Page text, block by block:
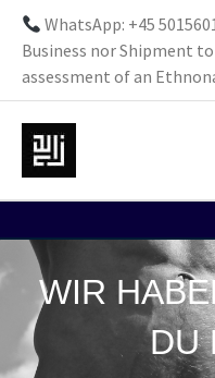
WhatsApp: +45
Business nor Shipment
assessment of an
WIR
DU